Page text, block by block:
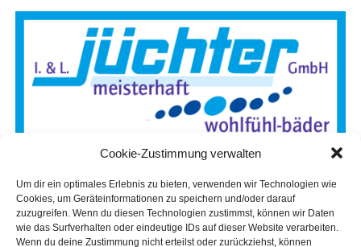
Cookie-Zustimmung verwalten
Um dir ein optimales Erlebnis zu bieten, verwenden wir Technologien wie
Cookies, um Geräteinformationen zu speichern und/oder darauf
zuzugreifen. Wenn du diesen Technologien zustimmst, können wir Daten
wie das Surfverhalten oder eindeutige IDs auf dieser Website verarbeiten.
Wenn du deine Zustimmung nicht erteilst oder zurückziehst, können
Für die Bevöl­ke­rung ist es eine erfreu­li­che Ent­wick­lung:
In den letz­ten Jah­ren ist die Zahl der Haus­brän­de deut­lich
zurück­ge­gan­gen. Rauch­mel­der sor­gen zudem dafür, dass
Bewoh­ner gefähr­de­te Gebäu­de meist recht­zei­tig ver­las­
Das hat jedoch zur Fol­ge, dass Feu­er­
wehr­leu­te sel­te­ner Gele­gen­heit haben, im Innen­an­griff
prak­ti­sche Erfah­run­gen zu sam­meln.Rou­ti­ne und
niert wer­den – unter rea­lis­ti­schen Bedingungen.